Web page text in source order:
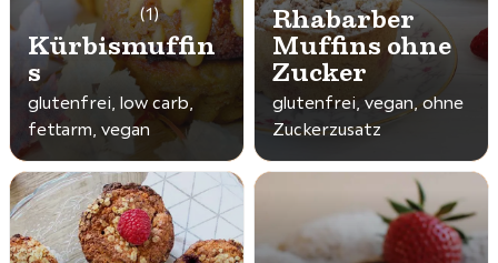
(1)
Kürbismuffin
s
glutenfrei, low carb,
fettarm, vegan
Rhabarber
Muffins ohne
Zucker
glutenfrei, vegan, ohne
Zuckerzusatz